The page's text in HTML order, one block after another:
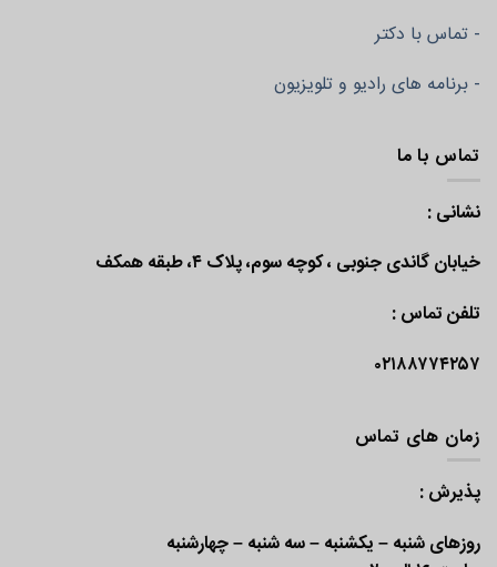
- تماس با دکتر
- برنامه های رادیو و تلویزیون
تماس با ما
نشانی :
خیابان گاندی جنوبی ، کوچه سوم، پلاک ۴، طبقه همکف
تلفن تماس :
۰۲۱۸۸۷۷۴۲۵۷
زمان های تماس
پذیرش :
روزهای شنبه – یکشنبه – سه شنبه – چهارشنبه